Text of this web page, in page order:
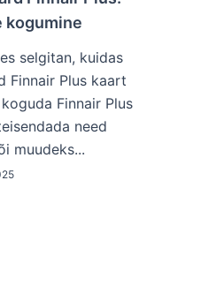
kogumine
selgitan, kuidas
Finnair Plus kaart
Finnair Plus
need
muudeks...